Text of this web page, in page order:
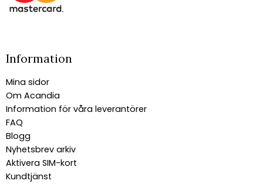
Information
Mina sidor
Om Acandia
Information för våra leverantörer
FAQ
Blogg
Nyhetsbrev arkiv
Aktivera SIM-kort
Kundtjänst